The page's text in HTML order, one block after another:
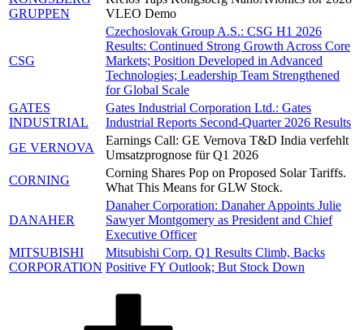
GRUPPEN
VLEO Demo
CSG
Czechoslovak Group A.S.: CSG H1 2026
Results: Continued Strong Growth Across Core
Markets; Position Developed in Advanced
Technologies; Leadership Team Strengthened
for Global Scale
GATES
INDUSTRIAL
Gates Industrial Corporation Ltd.: Gates
Industrial Reports Second-Quarter 2026 Results
GE VERNOVA
Earnings Call: GE Vernova T&D India verfehlt
Umsatzprognose für Q1 2026
CORNING
Corning Shares Pop on Proposed Solar Tariffs.
What This Means for GLW Stock.
DANAHER
Danaher Corporation: Danaher Appoints Julie
Sawyer Montgomery as President and Chief
Executive Officer
MITSUBISHI
CORPORATION
Mitsubishi Corp. Q1 Results Climb, Backs
Positive FY Outlook; But Stock Down